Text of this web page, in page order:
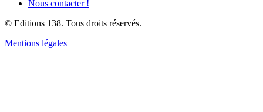
Nous contacter !
© Editions 138. Tous droits réservés.
Mentions légales